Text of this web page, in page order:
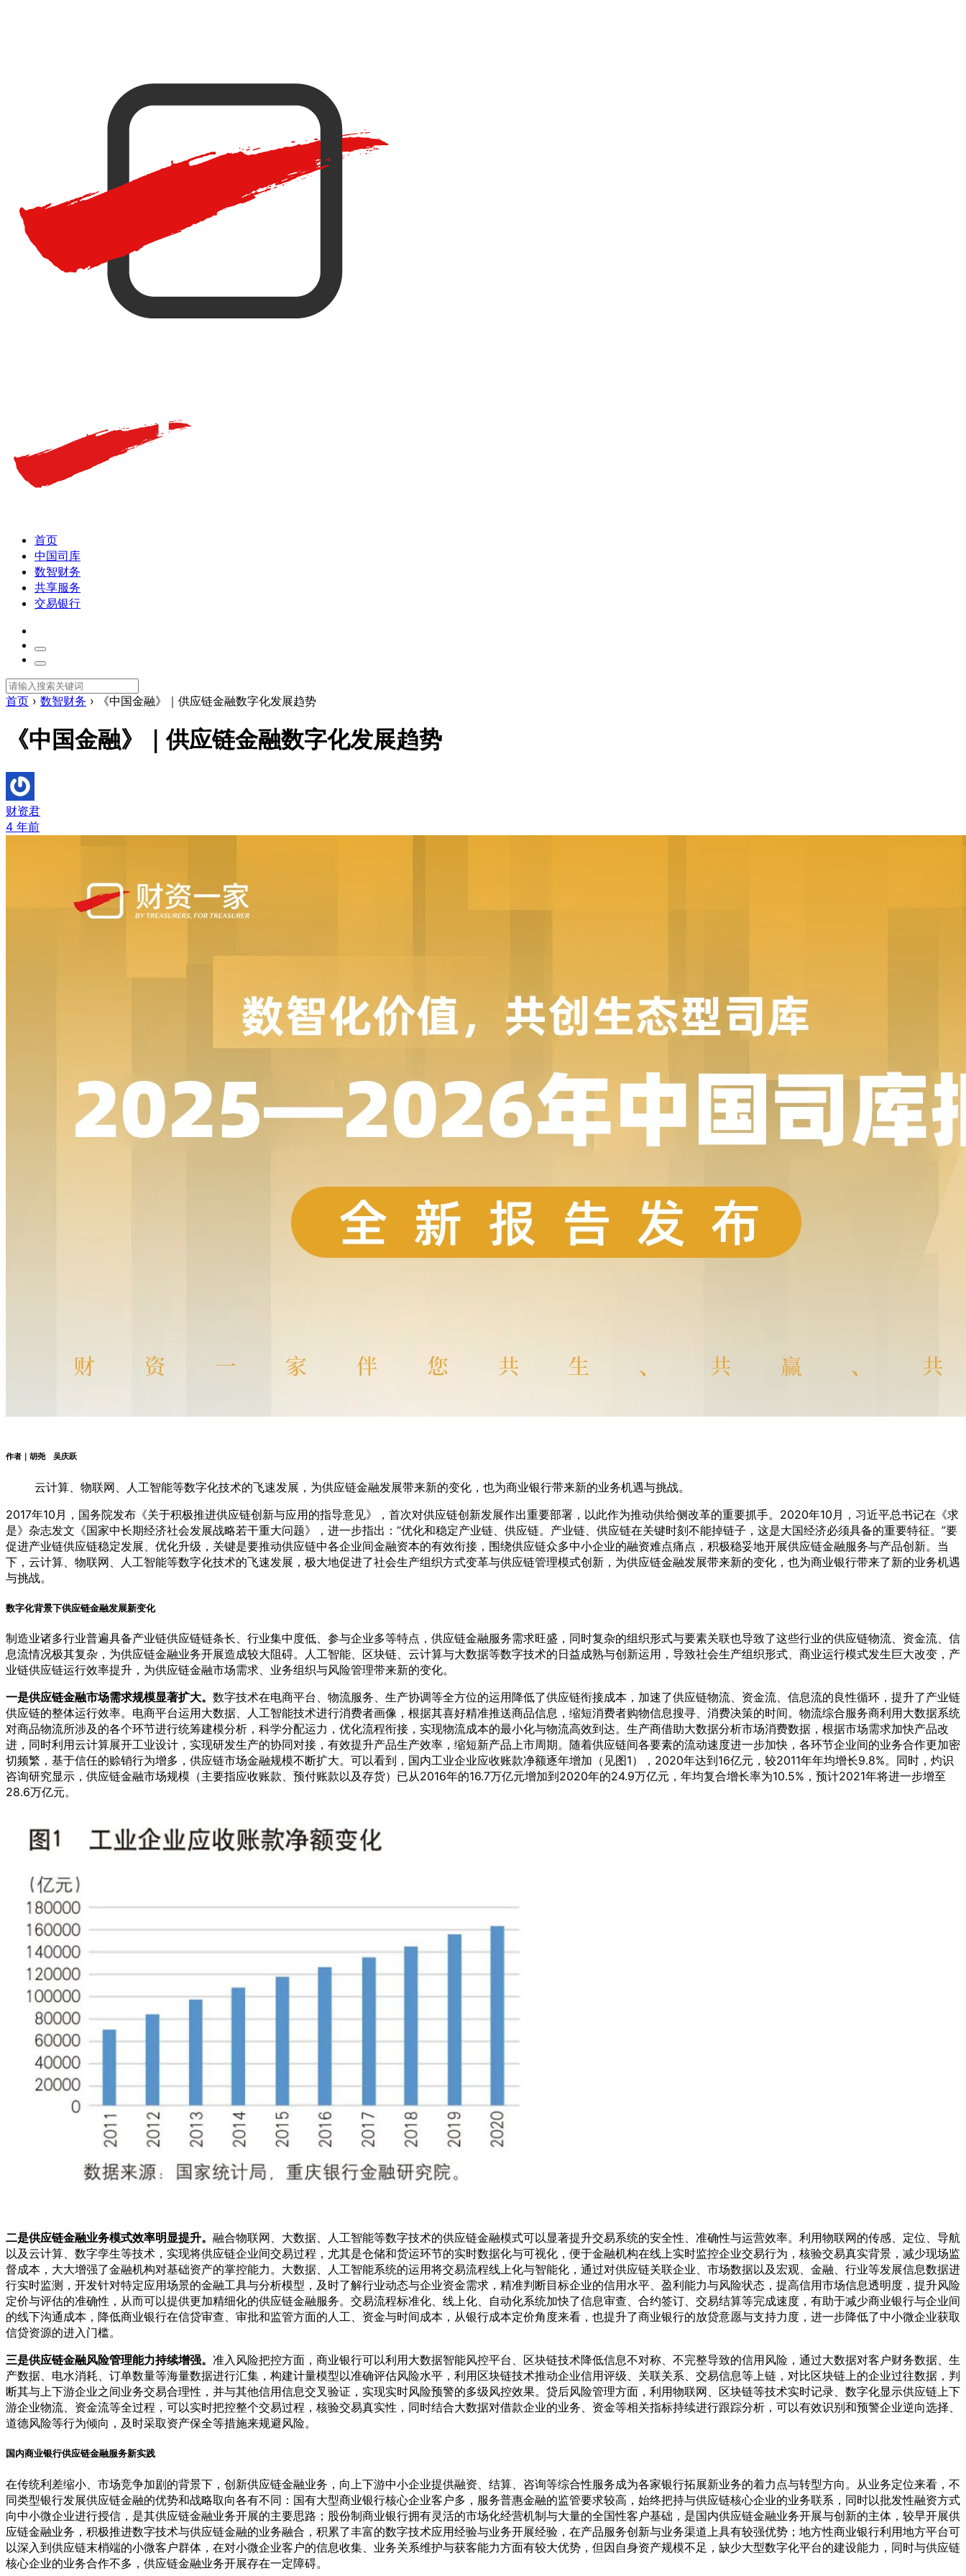
首页
中国司库
数智财务
共享服务
交易银行
首页 › 数智财务 › 《中国金融》｜供应链金融数字化发展趋势
《中国金融》｜供应链金融数字化发展趋势
财资君
4 年前
作者｜胡尧 吴庆跃
云计算、物联网、人工智能等数字化技术的飞速发展，为供应链金融发展带来新的变化，也为商业银行带来新的业务机遇与挑战。
2017年10月，国务院发布《关于积极推进供应链创新与应用的指导意见》，首次对供应链创新发展作出重要部署，以此作为推动供给侧改革的重要抓手。2020年10月，习近平总书记在《求
是》杂志发文《国家中长期经济社会发展战略若干重大问题》，进一步指出：“优化和稳定产业链、供应链。产业链、供应链在关键时刻不能掉链子，这是大国经济必须具备的重要特征。”要
促进产业链供应链稳定发展、优化升级，关键是要推动供应链中各企业间金融资本的有效衔接，围绕供应链众多中小企业的融资难点痛点，积极稳妥地开展供应链金融服务与产品创新。当
下，云计算、物联网、人工智能等数字化技术的飞速发展，极大地促进了社会生产组织方式变革与供应链管理模式创新，为供应链金融发展带来新的变化，也为商业银行带来了新的业务机遇
与挑战。
数字化背景下供应链金融发展新变化
制造业诸多行业普遍具备产业链供应链链条长、行业集中度低、参与企业多等特点，供应链金融服务需求旺盛，同时复杂的组织形式与要素关联也导致了这些行业的供应链物流、资金流、信
息流情况极其复杂，为供应链金融业务开展造成较大阻碍。人工智能、区块链、云计算与大数据等数字技术的日益成熟与创新运用，导致社会生产组织形式、商业运行模式发生巨大改变，产
业链供应链运行效率提升，为供应链金融市场需求、业务组织与风险管理带来新的变化。
一是供应链金融市场需求规模显著扩大。 数字技术在电商平台、物流服务、生产协调等全方位的运用降低了供应链衔接成本，加速了供应链物流、资金流、信息流的良性循环，提升了产业链
供应链的整体运行效率。电商平台运用大数据、人工智能技术进行消费者画像，根据其喜好精准推送商品信息，缩短消费者购物信息搜寻、消费决策的时间。物流综合服务商利用大数据系统
对商品物流所涉及的各个环节进行统筹建模分析，科学分配运力，优化流程衔接，实现物流成本的最小化与物流高效到达。生产商借助大数据分析市场消费数据，根据市场需求加快产品改
进，同时利用云计算展开工业设计，实现研发生产的协同对接，有效提升产品生产效率，缩短新产品上市周期。随着供应链间各要素的流动速度进一步加快，各环节企业间的业务合作更加密
切频繁，基于信任的赊销行为增多，供应链市场金融规模不断扩大。可以看到，国内工业企业应收账款净额逐年增加（见图1），2020年达到16亿元，较2011年年均增长9.8%。同时，灼识
咨询研究显示，供应链金融市场规模（主要指应收账款、预付账款以及存货）已从2016年的16.7万亿元增加到2020年的24.9万亿元，年均复合增长率为10.5%，预计2021年将进一步增至
28.6万亿元。
二是供应链金融业务模式效率明显提升。 融合物联网、大数据、人工智能等数字技术的供应链金融模式可以显著提升交易系统的安全性、准确性与运营效率。利用物联网的传感、定位、导航
以及云计算、数字孪生等技术，实现将供应链企业间交易过程，尤其是仓储和货运环节的实时数据化与可视化，便于金融机构在线上实时监控企业交易行为，核验交易真实背景，减少现场监
督成本，大大增强了金融机构对基础资产的掌控能力。大数据、人工智能系统的运用将交易流程线上化与智能化，通过对供应链关联企业、市场数据以及宏观、金融、行业等发展信息数据进
行实时监测，开发针对特定应用场景的金融工具与分析模型，及时了解行业动态与企业资金需求，精准判断目标企业的信用水平、盈利能力与风险状态，提高信用市场信息透明度，提升风险
定价与评估的准确性，从而可以提供更加精细化的供应链金融服务。交易流程标准化、线上化、自动化系统加快了信息审查、合约签订、交易结算等完成速度，有助于减少商业银行与企业间
的线下沟通成本，降低商业银行在信贷审查、审批和监管方面的人工、资金与时间成本，从银行成本定价角度来看，也提升了商业银行的放贷意愿与支持力度，进一步降低了中小微企业获取
信贷资源的进入门槛。
三是供应链金融风险管理能力持续增强。 准入风险把控方面，商业银行可以利用大数据智能风控平台、区块链技术降低信息不对称、不完整导致的信用风险，通过大数据对客户财务数据、生
产数据、电水消耗、订单数量等海量数据进行汇集，构建计量模型以准确评估风险水平，利用区块链技术推动企业信用评级、关联关系、交易信息等上链，对比区块链上的企业过往数据，判
断其与上下游企业之间业务交易合理性，并与其他信用信息交叉验证，实现实时风险预警的多级风控效果。贷后风险管理方面，利用物联网、区块链等技术实时记录、数字化显示供应链上下
游企业物流、资金流等全过程，可以实时把控整个交易过程，核验交易真实性，同时结合大数据对借款企业的业务、资金等相关指标持续进行跟踪分析，可以有效识别和预警企业逆向选择、
道德风险等行为倾向，及时采取资产保全等措施来规避风险。
国内商业银行供应链金融服务新实践
在传统利差缩小、市场竞争加剧的背景下，创新供应链金融业务，向上下游中小企业提供融资、结算、咨询等综合性服务成为各家银行拓展新业务的着力点与转型方向。从业务定位来看，不
同类型银行发展供应链金融的优势和战略取向各有不同：国有大型商业银行核心企业客户多，服务普惠金融的监管要求较高，始终把持与供应链核心企业的业务联系，同时以批发性融资方式
向中小微企业进行授信，是其供应链金融业务开展的主要思路；股份制商业银行拥有灵活的市场化经营机制与大量的全国性客户基础，是国内供应链金融业务开展与创新的主体，较早开展供
应链金融业务，积极推进数字技术与供应链金融的业务融合，积累了丰富的数字技术应用经验与业务开展经验，在产品服务创新与业务渠道上具有较强优势；地方性商业银行利用地方平台可
以深入到供应链末梢端的小微客户群体，在对小微企业客户的信息收集、业务关系维护与获客能力方面有较大优势，但因自身资产规模不足，缺少大型数字化平台的建设能力，同时与供应链
核心企业的业务合作不多，供应链金融业务开展存在一定障碍。